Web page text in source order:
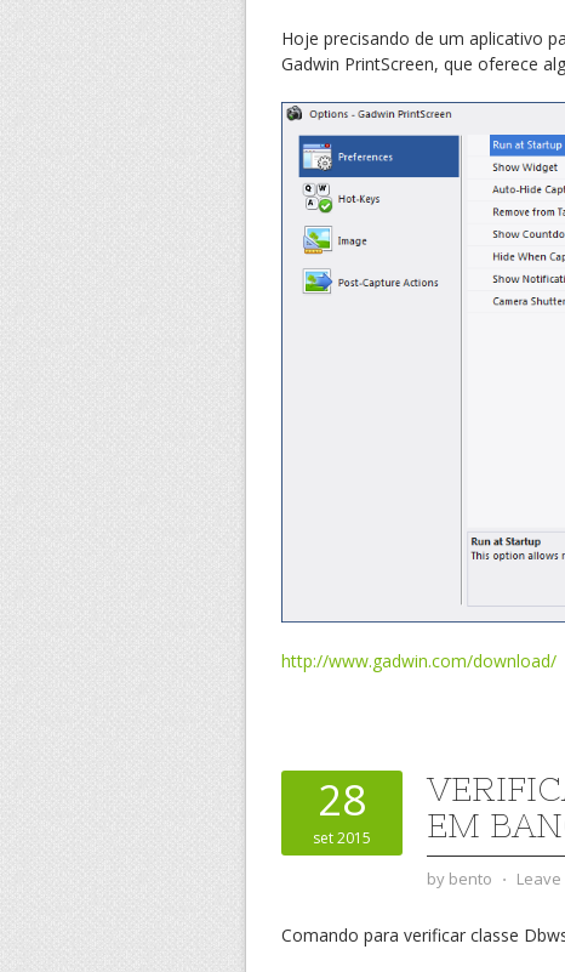
Hoje precisando de um aplicativo
Gadwin PrintScreen, que oferece
http://www.gadwin.com/download/
28
set 2015
EM
by bento ⋅
Comando para verificar classe